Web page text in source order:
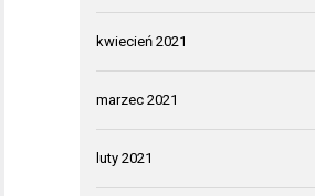
kwiecień 2021
marzec 2021
luty 2021